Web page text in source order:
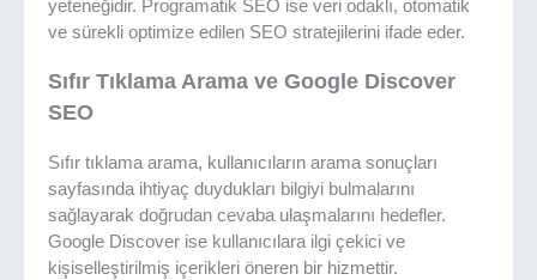
yeteneğidir. Programatik SEO ise veri odaklı, otomatik
ve sürekli optimize edilen SEO stratejilerini ifade eder.
Sıfır Tıklama Arama ve Google Discover
SEO
Sıfır tıklama arama, kullanıcıların arama sonuçları
sayfasında ihtiyaç duydukları bilgiyi bulmalarını
sağlayarak doğrudan cevaba ulaşmalarını hedefler.
Google Discover ise kullanıcılara ilgi çekici ve
kişiselleştirilmiş içerikleri öneren bir hizmettir.